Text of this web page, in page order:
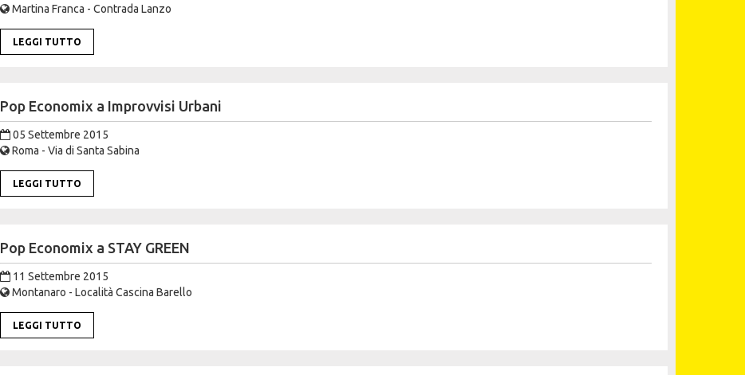
Martina Franca - Contrada Lanzo
LEGGI TUTTO
Pop Economix a Improvvisi Urbani
05 Settembre 2015
Roma - Via di Santa Sabina
LEGGI TUTTO
Pop Economix a STAY GREEN
11 Settembre 2015
Montanaro - Località Cascina Barello
LEGGI TUTTO